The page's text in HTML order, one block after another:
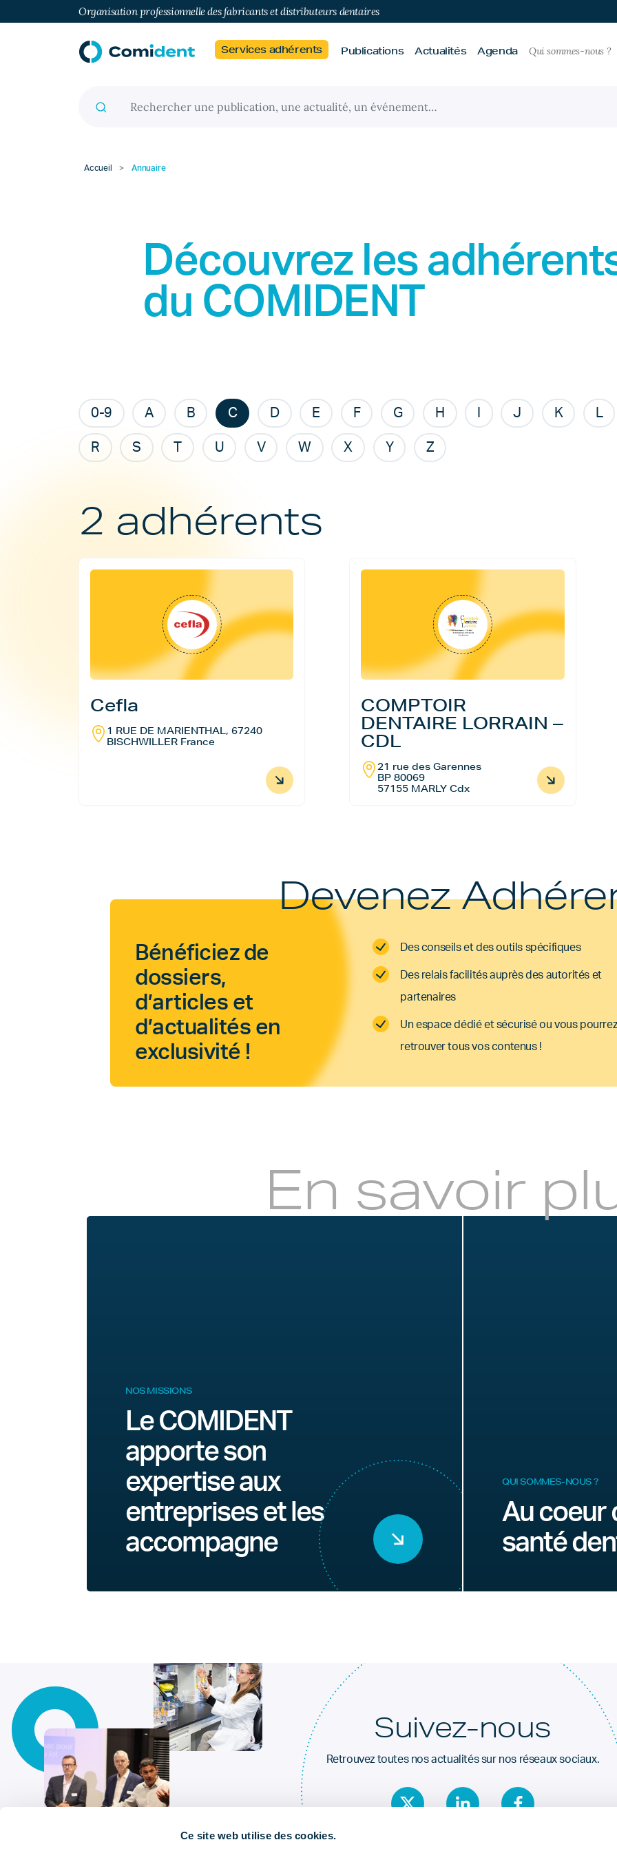
Ce site web utilise des cookies.
Organisation professionnelle des fabricants et distributeurs dentaires
Services adhérents Publications Actualités Agenda Qui sommes-nous ?
Accueil > Annuaire
Découvrez les
du COMIDENT
0-9 A B C D E F G H J K L
R S U V W X Y Z
2 adhérents
Cefla
1 RUE DE MARIENTHAL, 67240
BISCHWILLER France
COMPTOIR
DENTAIRE LORRAIN –
CDL
21 rue des Garennes
BP 80069
57155 MARLY Cdx
Devenez
Bénéficiez de
dossiers,
d’articles et
d’actualités en
exclusivité !
Des conseils et des outils spécifiques
Des relais facilités auprès des autorités et
partenaires
Un espace dédié et sécurisé ou vous pourrez
retrouver tous vos contenus !
En savoir
NOS MISSIONS
Le COMIDENT
apporte son
expertise aux
entreprises et les
accompagne
QUI SOMMES-NOUS ?
Au coeur
santé
Suivez-nous
Retrouvez toutes nos actualités sur nos réseaux sociaux.